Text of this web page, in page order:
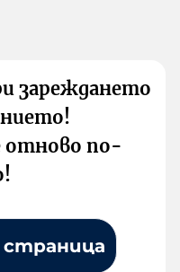
зареждането
по-
страница